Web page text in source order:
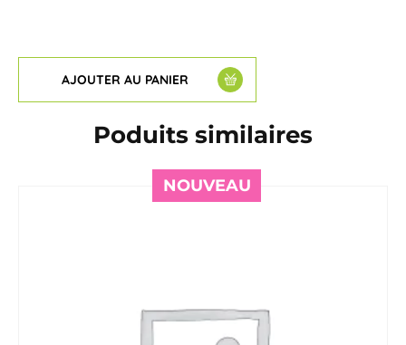
AJOUTER AU PANIER
Poduits similaires
NOUVEAU
NOUVEAU